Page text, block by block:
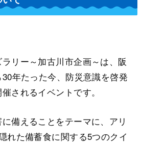
リー～加古川市企画～は、阪
年たった今、防災意識を啓発
されるイベントです。
備えることをテーマに、アリ
れた備蓄食に関する5つのクイ